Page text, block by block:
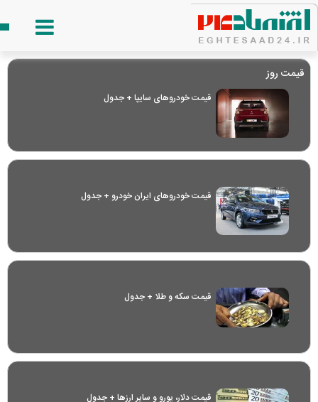
قیمت روز
قیمت خودرو‌های سایپا + جدول
قیمت خودرو‌های ایران خودرو + جدول
قیمت سکه و طلا + جدول
قیمت دلار، یورو و سایر ارز‌ها + جدول